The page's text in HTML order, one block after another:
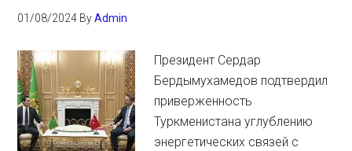
01/08/2024 ByAdmin
Президент Сердар
Бердымухамедов подтвердил
приверженность
Туркменистана углублению
энергетических связей с